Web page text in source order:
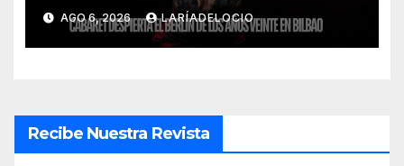
AGO 6, 2026 LARÍADELOCIO
Recibe Nuestra Revista